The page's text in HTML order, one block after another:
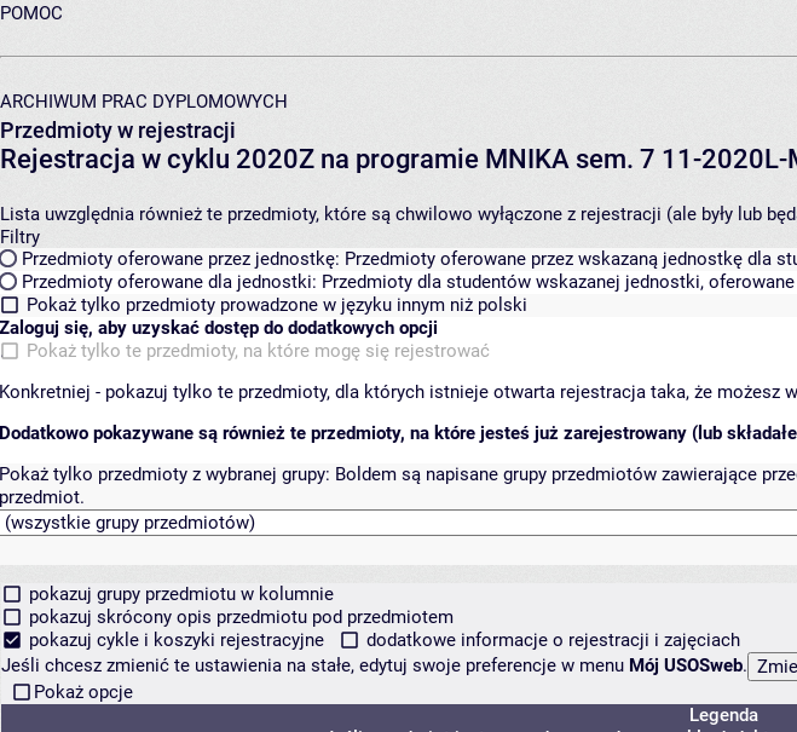
POMOC
ARCHIWUM PRAC DYPLOMOWYCH
Przedmioty w rejestracji
Rejestracja w cyklu 2020Z na programie MNIKA sem. 7 11-2020L-
Lista uwzględnia również te przedmioty, które są chwilowo wyłączone z rejestracji (ale były lub
Filtry
Przedmioty oferowane przez jednostkę: Przedmioty oferowane przez wskazaną jednostkę dla
Przedmioty oferowane dla jednostki: Przedmioty dla studentów wskazanej jednostki,
Pokaż tylko przedmioty prowadzone w języku innym niż polski
Zaloguj się, aby uzyskać dostęp do dodatkowych opcji
Pokaż tylko te przedmioty, na które mogę się rejestrować
Konkretniej - pokazuj tylko te przedmioty, dla których istnieje otwarta rejestracja taka, że możesz
Dodatkowo pokazywane są również te przedmioty, na które jesteś już zarejestrowany (lub
Pokaż tylko przedmioty z wybranej grupy: Boldem są napisane grupy przedmiotów zawierające
przedmiot.
pokazuj grupy przedmiotu w kolumnie
pokazuj skrócony opis przedmiotu pod przedmiotem
pokazuj cykle i koszyki rejestracyjne
dodatkowe informacje o rejestracji i zajęciach
Jeśli chcesz zmienić te ustawienia na stałe, edytuj swoje preferencje w menu Mój USOSweb.
Pokaż opcje
Legenda